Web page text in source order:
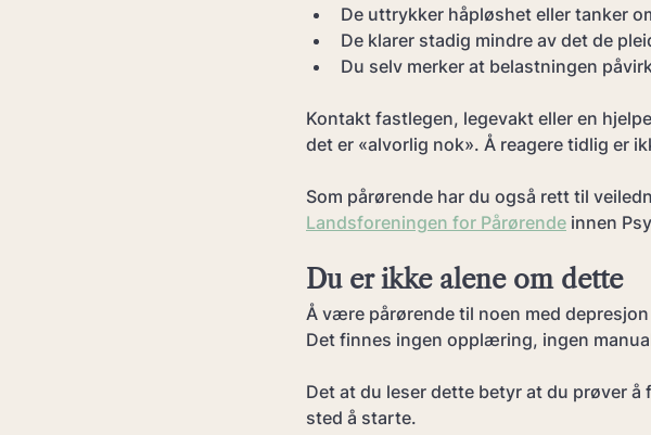
De uttrykker håpløshet eller tanker
De klarer stadig mindre av det de
Du selv merker at belastningen
Kontakt fastlegen, legevakt eller en
det er «alvorlig nok». Å reagere tidlig er
Som pårørende har du også rett til
Landsforeningen for Pårørende innen
Du er ikke alene om dette
Å være pårørende til noen med
Det finnes ingen opplæring, ingen
Det at du leser dette betyr at du prøver
sted å starte.